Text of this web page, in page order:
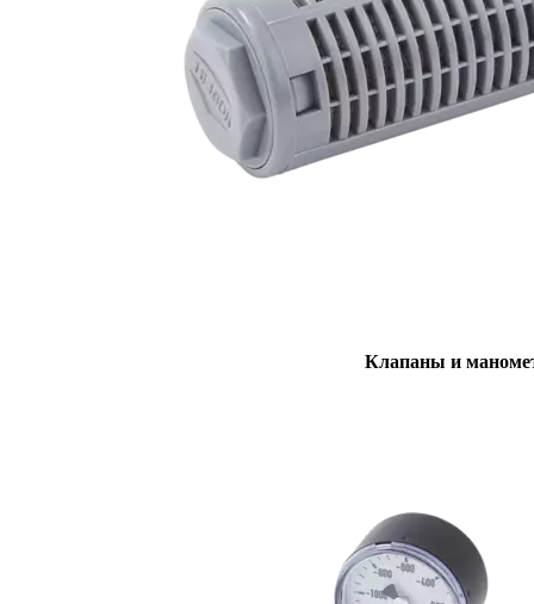
Клапаны и